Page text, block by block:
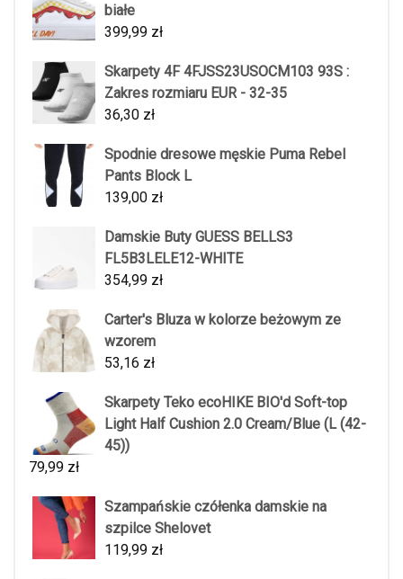
białe
399,99 zł
Skarpety 4F 4FJSS23USOCM103 93S :
Zakres rozmiaru EUR - 32-35
36,30 zł
Spodnie dresowe męskie Puma Rebel
Pants Block L
139,00 zł
Damskie Buty GUESS BELLS3
FL5B3LELE12-WHITE
354,99 zł
Carter's Bluza w kolorze beżowym ze
wzorem
53,16 zł
Skarpety Teko ecoHIKE BIO'd Soft-top
Light Half Cushion 2.0 Cream/Blue (L (42-
45))
79,99 zł
Szampańskie czółenka damskie na
szpilce Shelovet
119,99 zł